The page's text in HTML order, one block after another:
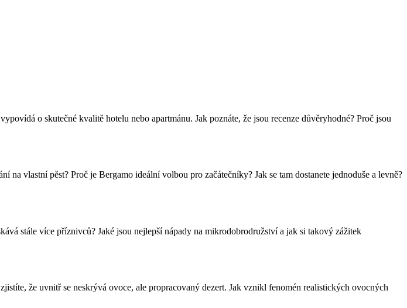
o skutečné kvalitě hotelu nebo apartmánu. Jak poznáte, že jsou recenze důvěryhodné? Proč jsou
vlastní pěst? Proč je Bergamo ideální volbou pro začátečníky? Jak se tam dostanete jednoduše a levně?
stále více příznivců? Jaké jsou nejlepší nápady na mikrodobrodružství a jak si takový zážitek
že uvnitř se neskrývá ovoce, ale propracovaný dezert. Jak vznikl fenomén realistických ovocných